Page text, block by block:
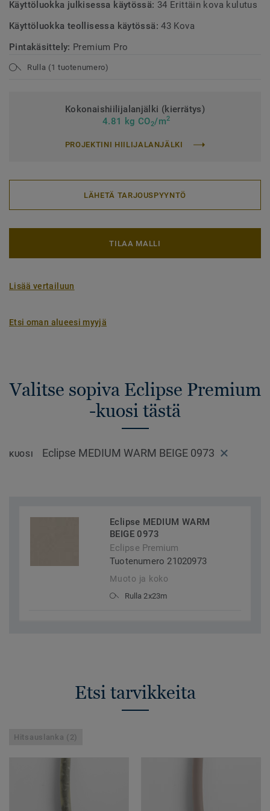
Käyttöluokka julkisessa käytössä: 34 Erittäin kova kulutus
Käyttöluokka teollisessa käytössä:43 Kova
Pintakäsittely: Premium Pro
Rulla (1 tuotenumero)
Kokonaishiilijalanjälki (kierrätys)
4.81 kg CO2/m2
PROJEKTINI HIILIJALANJÄLKI
LÄHETÄ TARJOUSPYYNTÖ
TILAA MALLI
Lisää vertailuun
Etsi oman alueesi myyjä
Valitse sopiva Eclipse Premium
-kuosi tästä
KUOSI Eclipse MEDIUM WARM BEIGE 0973
Eclipse MEDIUM WARM
BEIGE 0973
Eclipse Premium
Tuotenumero 21020973
Muoto ja koko
Rulla 2x23m
Etsi tarvikkeita
Hitsauslanka (2)